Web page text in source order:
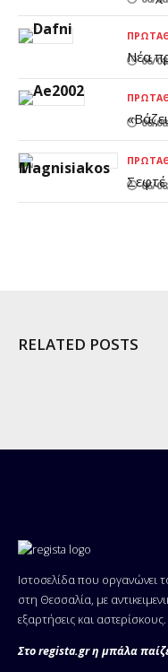
Νέα06/
06/
06/
RELATED POSTS
Ιστοσελίδα που οργανώνει
στη Θεσσαλία, με
εξαρτήσεις και αστερίσκους.
Στο regista.gr η μπάλα